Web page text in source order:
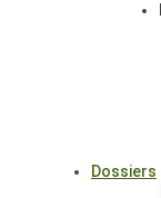
Dossiers